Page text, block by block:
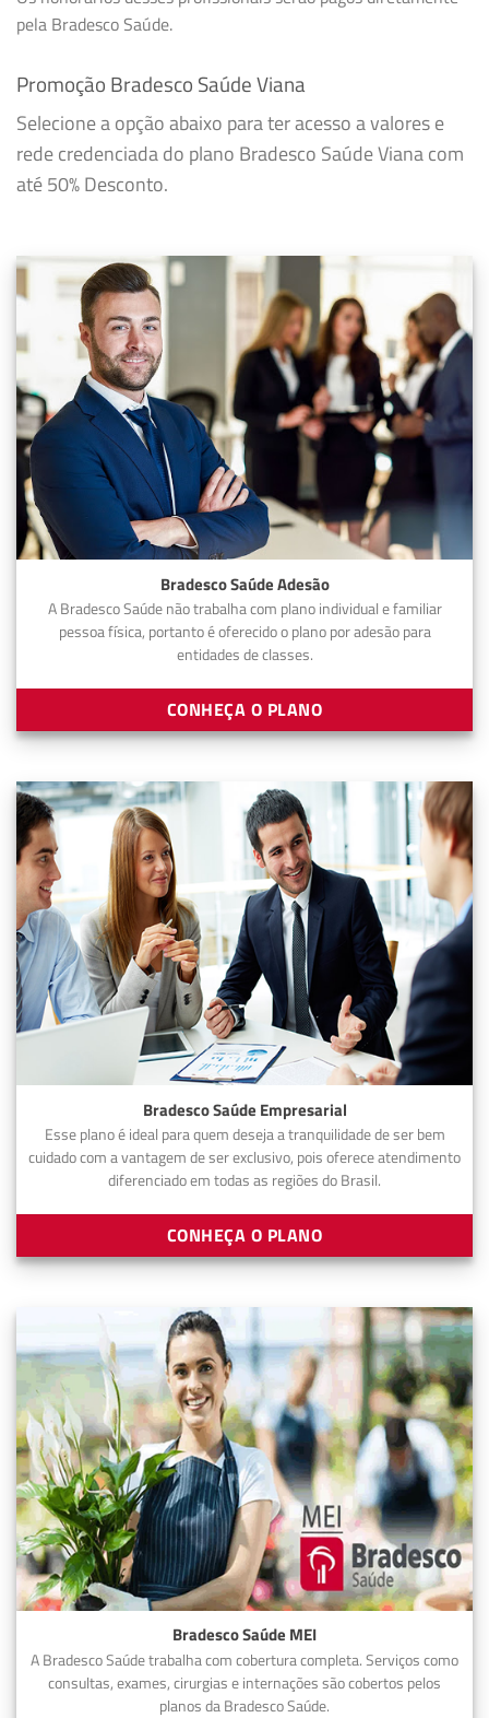
pela Bradesco Saúde.
Promoção Bradesco Saúde Viana
Selecione a opção abaixo para ter acesso a valores e
rede credenciada do plano Bradesco Saúde Viana com
até 50% Desconto.
Bradesco Saúde Adesão
A Bradesco Saúde não trabalha com plano individual e familiar
pessoa física, portanto é oferecido o plano por adesão para
entidades de classes.
CONHEÇA O PLANO
Bradesco Saúde Empresarial
Esse plano é ideal para quem deseja a tranquilidade de ser bem
cuidado com a vantagem de ser exclusivo, pois oferece atendimento
diferenciado em todas as regiões do Brasil.
CONHEÇA O PLANO
Bradesco Saúde MEI
A Bradesco Saúde trabalha com cobertura completa. Serviços como
consultas, exames, cirurgias e internações são cobertos pelos
planos da Bradesco Saúde.